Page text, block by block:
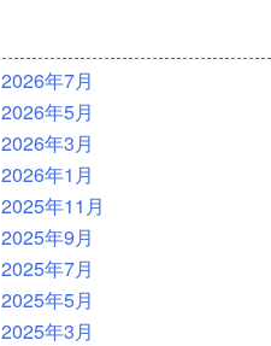
2026年7月
2026年5月
2026年3月
2026年1月
2025年11月
2025年9月
2025年7月
2025年5月
2025年3月